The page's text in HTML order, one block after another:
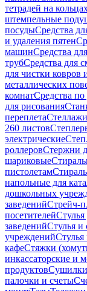
тетрадей на
штемпельные
посудыСредства
и удаления пятен
машинСредства
трубСредства для
для чистки ковров
металлических
комнатСредства
для рисования
переплета
260 листов
электрические
роллеровСтержни
шариковые
пистолетам
напольные для
дошкольных
заведенийСтрейч-
посетителей
заведенийСтулья и
учреждений
кафеСтяжки
инкассаторские и
продуктовСушилки
палочки и счеты